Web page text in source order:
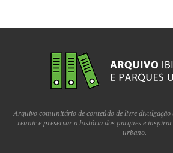
Arquivo comunitário de conteúdo de livre divulgação
reunir e preservar a história dos parques e inspirar
urbano.